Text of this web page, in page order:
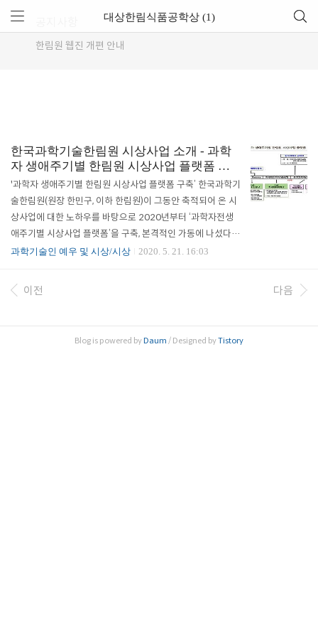
한림원 웹진 개편 안내
대상한림식품공학상 (1)
한국과학기술한림원 시상사업 소개 - 과학
자 생애주기별 한림원 시상사업 플랫폼 구
축
'과학자 생애주기별 한림원 시상사업 플랫폼 구축’ 한국과학기
술한림원(원장 한민구, 이하 한림원)이 그동안 축적되어 온 시
상사업에 대한 노하우를 바탕으로 2020년부터 ‘과학자전생
애주기별 시상사업 플랫폼’을 구축, 본격적인 가동에 나섰다.
한림원은 과학기술인의 자긍심을 높이고 사기를 진작시키고
인을 선발, 포상해왔다. 특히 올해부터는 과학자전생애주기별
시상사업 플랫폼을 통해 과학기술 꿈나무인 청소년부터 박사
한다. 한림원은 올해 정부가 지원하는 한국과학상· 공학상 포
과학기술인 예우 및 시상/시상 2020. 5. 21. 16:03
이전 다음
Blog is powered byDaum / Designed byTistory